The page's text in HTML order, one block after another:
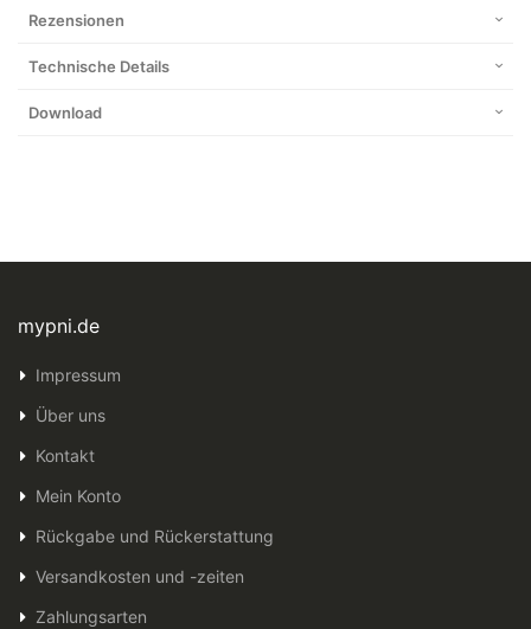
Rezensionen
Technische Details
Download
mypni.de
Impressum
Über uns
Kontakt
Mein Konto
Rückgabe und Rückerstattung
Versandkosten und -zeiten
Zahlungsarten